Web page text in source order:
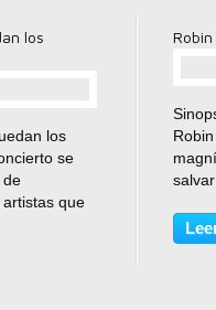
los
los
se
de
que
para